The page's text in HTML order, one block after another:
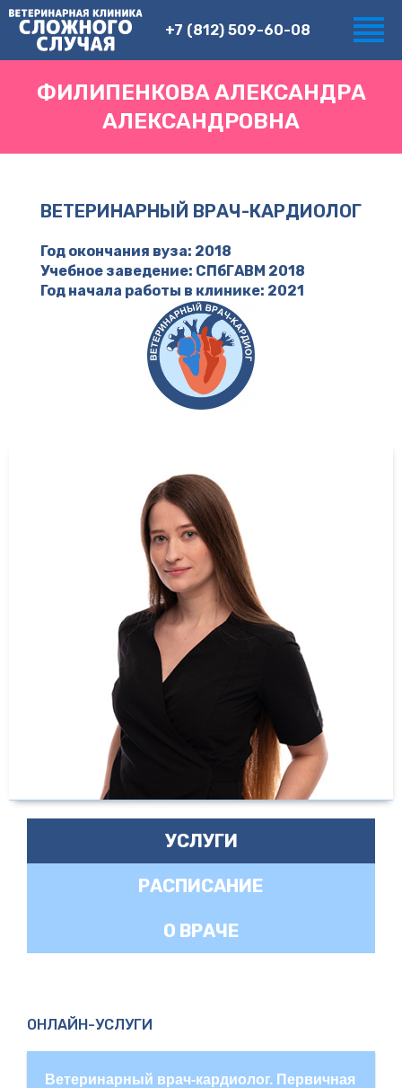
+7 (812) 509-60-08
ФИЛИПЕНКОВА АЛЕКСАНДРА
АЛЕКСАНДРОВНА
ВЕТЕРИНАРНЫЙ ВРАЧ-КАРДИОЛОГ
Год окончания вуза: 2018
Учебное заведение: СПбГАВМ 2018
Год начала работы в клинике: 2021
УСЛУГИ
РАСПИСАНИЕ
О ВРАЧЕ
ОНЛАЙН-УСЛУГИ
Ветеринарный врач-кардиолог. Первичная